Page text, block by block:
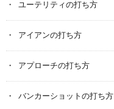
ユーテリティの打ち方
アイアンの打ち方
アプローチの打ち方
バンカーショットの打ち方